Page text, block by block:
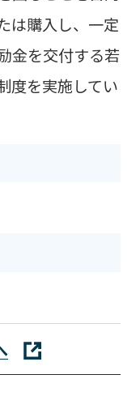
は購入し、一定
金を交付する若
度を実施してい